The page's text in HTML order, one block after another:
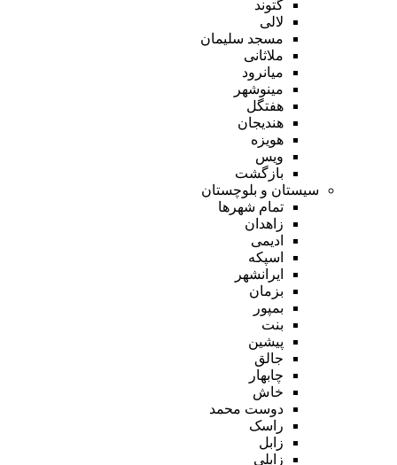
گتوند
لالی
مسجد سلیمان
ملاثانی
میانرود
مینوشهر
هفتگل
هندیجان
هویزه
ویس
بازگشت
سیستان و بلوچستان
تمام شهر‌ها
زاهدان
ادیمی
اسپکه
ایرانشهر
بزمان
بمپور
بنت
پیشین
جالق
چابهار
خاش
دوست محمد
راسک
زابل
زابلی